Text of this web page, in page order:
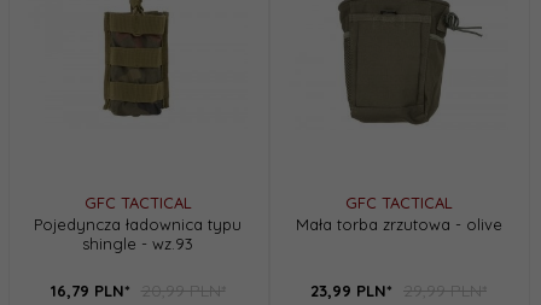
GFC TACTICAL
Pojedyncza ładownica typu
shingle - wz.93
16,79 PLN*
20,99 PLN*
GFC TACTICAL
Mała torba zrzutowa - olive
23,99 PLN*
29,99 PLN*